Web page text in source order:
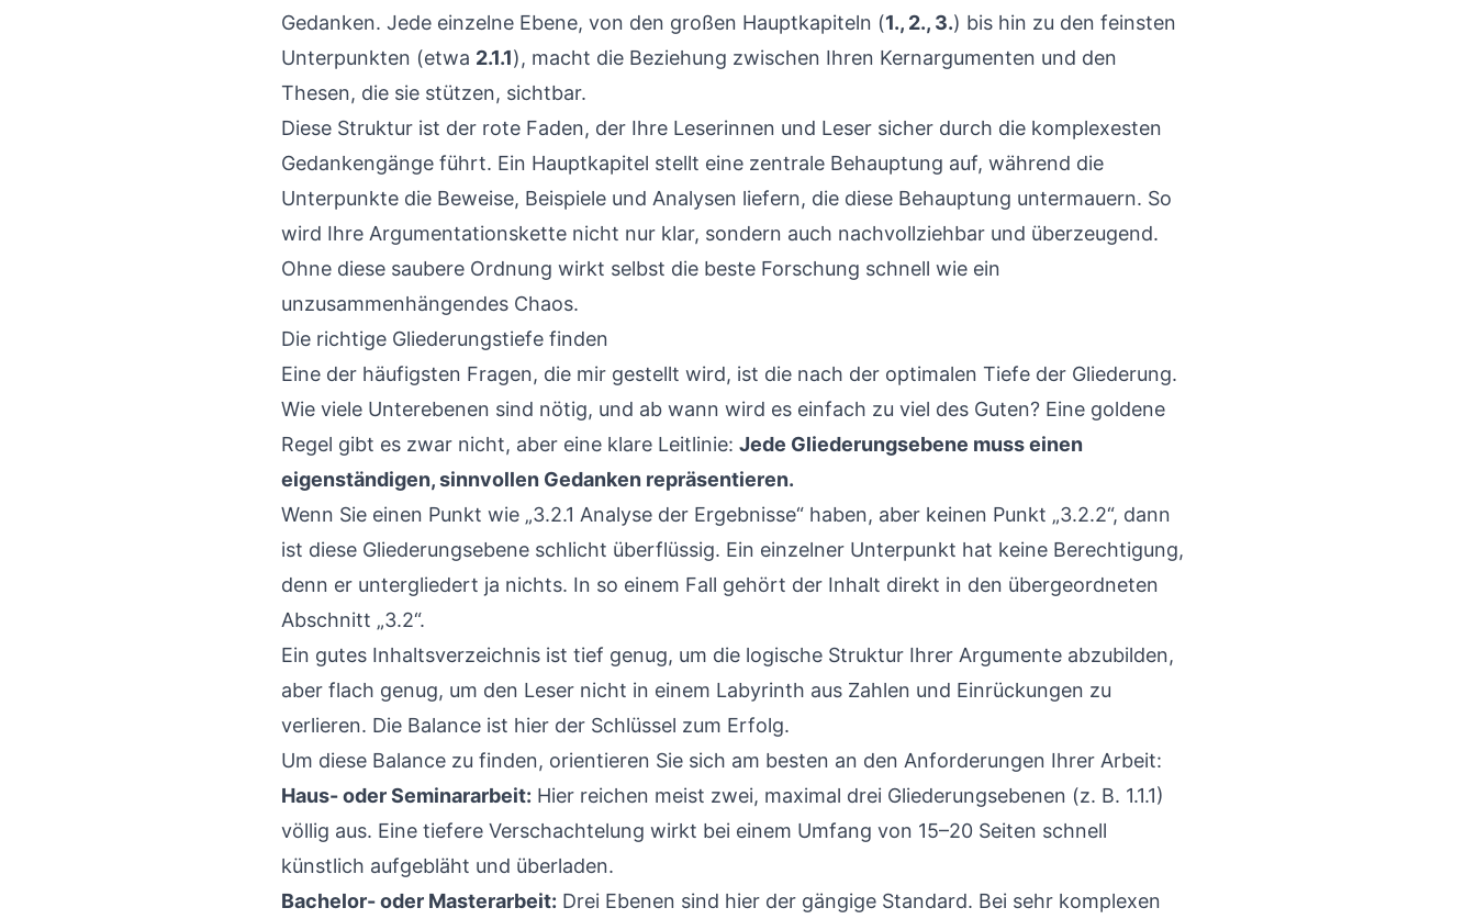
Gedanken. Jede einzelne Ebene, von den großen Hauptkapiteln (1., 2., 3.) bis hin zu den feinsten
Unterpunkten (etwa 2.1.1), macht die Beziehung zwischen Ihren Kernargumenten und den
Thesen, die sie stützen, sichtbar.
Diese Struktur ist der rote Faden, der Ihre Leserinnen und Leser sicher durch die komplexesten
Gedankengänge führt. Ein Hauptkapitel stellt eine zentrale Behauptung auf, während die
Unterpunkte die Beweise, Beispiele und Analysen liefern, die diese Behauptung untermauern. So
wird Ihre Argumentationskette nicht nur klar, sondern auch nachvollziehbar und überzeugend.
Ohne diese saubere Ordnung wirkt selbst die beste Forschung schnell wie ein
unzusammenhängendes Chaos.
Die richtige Gliederungstiefe finden
Eine der häufigsten Fragen, die mir gestellt wird, ist die nach der optimalen Tiefe der Gliederung.
Wie viele Unterebenen sind nötig, und ab wann wird es einfach zu viel des Guten? Eine goldene
Regel gibt es zwar nicht, aber eine klare Leitlinie: Jede Gliederungsebene muss einen
eigenständigen, sinnvollen Gedanken repräsentieren.
Wenn Sie einen Punkt wie „3.2.1 Analyse der Ergebnisse“ haben, aber keinen Punkt „3.2.2“, dann
ist diese Gliederungsebene schlicht überflüssig. Ein einzelner Unterpunkt hat keine Berechtigung,
denn er untergliedert ja nichts. In so einem Fall gehört der Inhalt direkt in den übergeordneten
Abschnitt „3.2“.
Ein gutes Inhaltsverzeichnis ist tief genug, um die logische Struktur Ihrer Argumente abzubilden,
aber flach genug, um den Leser nicht in einem Labyrinth aus Zahlen und Einrückungen zu
verlieren. Die Balance ist hier der Schlüssel zum Erfolg.
Um diese Balance zu finden, orientieren Sie sich am besten an den Anforderungen Ihrer Arbeit:
Haus- oder Seminararbeit: Hier reichen meist zwei, maximal drei Gliederungsebenen (z. B. 1.1.1)
völlig aus. Eine tiefere Verschachtelung wirkt bei einem Umfang von 15–20 Seiten schnell
künstlich aufgebläht und überladen.
Bachelor- oder Masterarbeit: Drei Ebenen sind hier der gängige Standard. Bei sehr komplexen